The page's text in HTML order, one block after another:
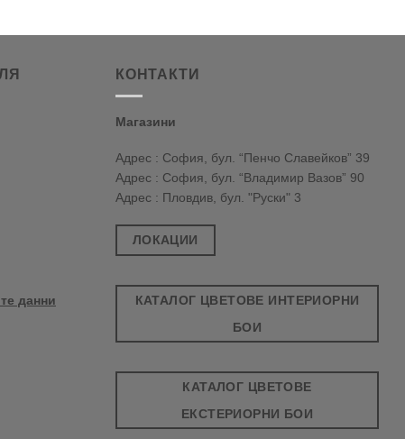
данни
КОНТАКТИ
Магазини
Адрес : София, бул. “Пенчо Славейков” 39
Адрес : София, бул. “Владимир Вазов” 90
Адрес : Пловдив, бул. "Руски" 3
ЛОКАЦИИ
КАТАЛОГ ЦВЕТОВЕ ИНТЕРИОРНИ
БОИ
КАТАЛОГ ЦВЕТОВЕ
ЕКСТЕРИОРНИ БОИ